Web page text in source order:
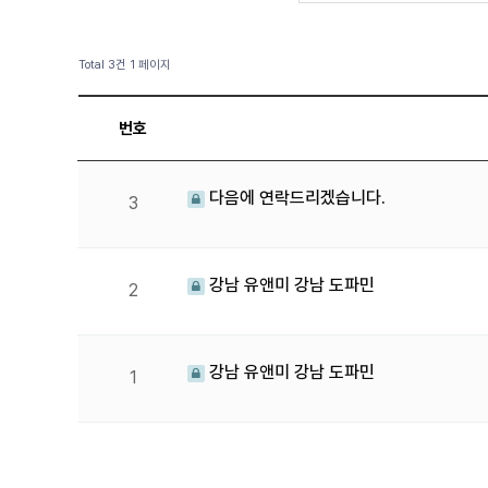
Total 3건 1 페이지
번호
3 다음에 연락드리겠습니다.
2 강남 유앤미 강남 도파민
1 강남 유앤미 강남 도파민